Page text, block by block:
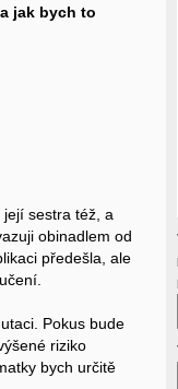
jak bych to
sestra též, a
obinadlem od
předešla, ale
Pokus bude
riziko
bych určitě